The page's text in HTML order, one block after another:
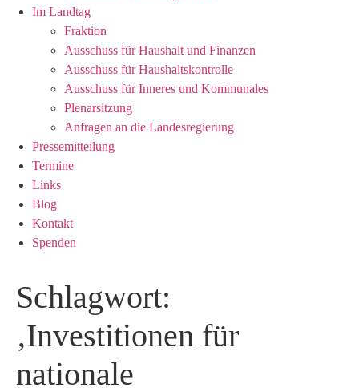
Im Landtag
Fraktion
Ausschuss für Haushalt und Finanzen
Ausschuss für Haushaltskontrolle
Ausschuss für Inneres und Kommunales
Plenarsitzung
Anfragen an die Landesregierung
Pressemitteilung
Termine
Links
Blog
Kontakt
Spenden
Schlagwort:
‚Investitionen für
nationale